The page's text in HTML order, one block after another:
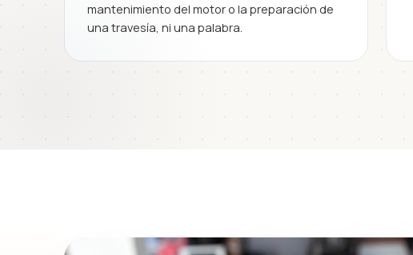
mantenimiento del motor o la preparación de
una travesía, ni una palabra.